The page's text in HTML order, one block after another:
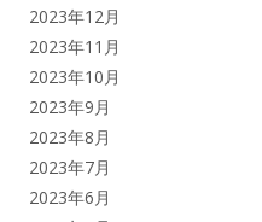
2023年12月
2023年11月
2023年10月
2023年9月
2023年8月
2023年7月
2023年6月